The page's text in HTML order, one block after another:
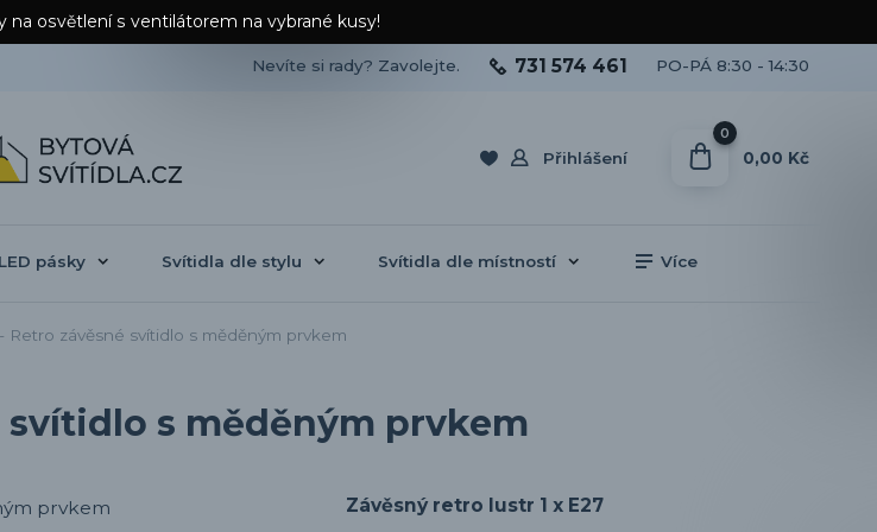
osvětlení s ventilátorem na vybrané kusy!
Přihlášení
Nevíte si rady? Zavolejte. 731 574 461 PO-PÁ 8:30 - 14:30
0
0,00 Kč
pásky Svítidla dle stylu Svítidla dle místností Více
Retro závěsné svítidlo s měděným prvkem
svítidlo s měděným prvkem
Závěsný retro lustr 1 x E27